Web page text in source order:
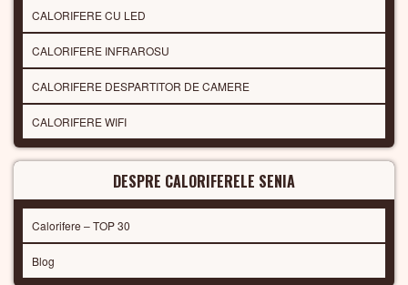
CALORIFERE CU LED
CALORIFERE INFRAROSU
CALORIFERE DESPARTITOR DE CAMERE
CALORIFERE WIFI
DESPRE CALORIFERELE SENIA
Calorifere – TOP 30
Blog